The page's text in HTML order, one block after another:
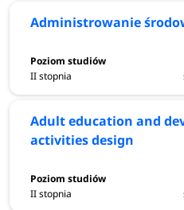
Administrowanie
II stopnia
Adult education and
activities design
II stopnia